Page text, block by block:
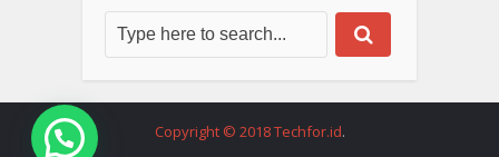
Copyright © 2018 Techfor.id.